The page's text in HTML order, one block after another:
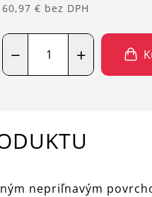
60,97 € bez DPH
+
−
nepriľnavým